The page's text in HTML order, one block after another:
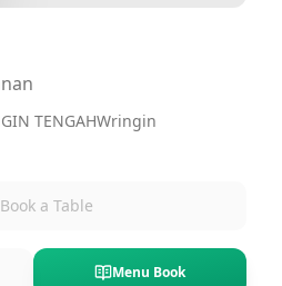
TENGAHWringin
Book a Table
Menu Book